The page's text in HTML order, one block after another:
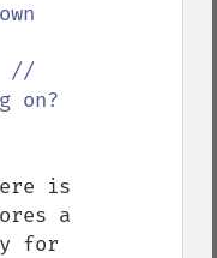
//
is
a
for